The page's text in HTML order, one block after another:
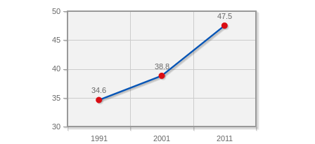
1991 2001 2011
30
35
40
45
50
47.5
38.8
34.6